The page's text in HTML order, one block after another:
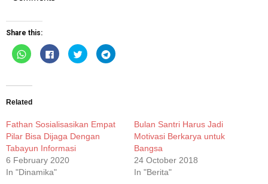
Share this:
Click
to
share
(Opens
new
Click
to
share
Click
to
share
Click
to
Related
Fathan Sosialisasikan Empat
Pilar Bisa Dijaga Dengan
Tabayun Informasi
6 February 2020
In "Dinamika"
Bulan Santri Harus Jadi
Motivasi Berkarya untuk
Bangsa
24 October 2018
In "Berita"